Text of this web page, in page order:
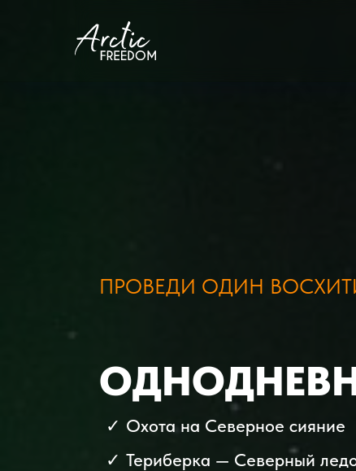
✓
✓ Охота на Северное сияние
Териберка — Северный
ПРОВЕДИ ОДИН